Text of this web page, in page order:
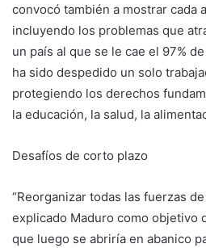
convocó también a mostrar cada
incluyendo los problemas que
un país al que se le cae el 97%
ha sido despedido un solo
protegiendo los derechos
la educación, la salud, la
Desafíos de corto plazo
“Reorganizar todas las fuerzas
explicado Maduro como objetivo
que luego se abriría en abanico